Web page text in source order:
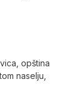
opština
naselju,